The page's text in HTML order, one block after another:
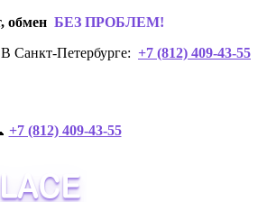
обмен БЕЗ ПРОБЛЕМ!
В Санкт-Петербурге: +7 (812) 409-43-55
+7 (812) 409-43-55